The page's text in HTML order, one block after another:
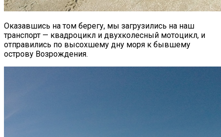
Оказавшись на том берегу, мы загрузились на наш
транспорт — квадроцикл и двухколесный мотоцикл, и
отправились по высохшему дну моря к бывшему
острову Возрождения.